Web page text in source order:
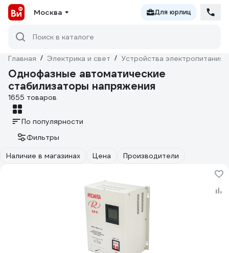
Москва Для юрлиц
Поиск в каталоге
Главная / Электрика и свет / Устройства электропитания
Однофазные автоматические
стабилизаторы напряжения
1655 товаров
По популярности
Фильтры
Наличие в магазинах
Цена Производители